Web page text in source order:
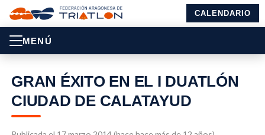
CALENDARIO
MENÚ
GRAN ÉXITO EN EL I DUATLÓN
CIUDAD DE CALATAYUD